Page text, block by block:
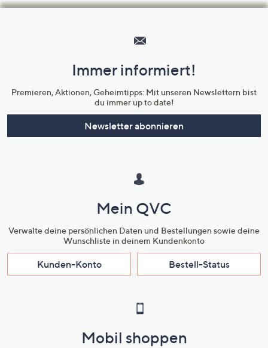
Unternehmensinformationen
Immer informiert!
Premieren, Aktionen, Geheimtipps: Mit unseren Newslettern bist
du immer up to date!
Newsletter abonnieren
Mein QVC
Verwalte deine persönlichen Daten und Bestellungen sowie deine
Wunschliste in deinem Kundenkonto
Kunden-Konto Bestell-Status
Mobil shoppen